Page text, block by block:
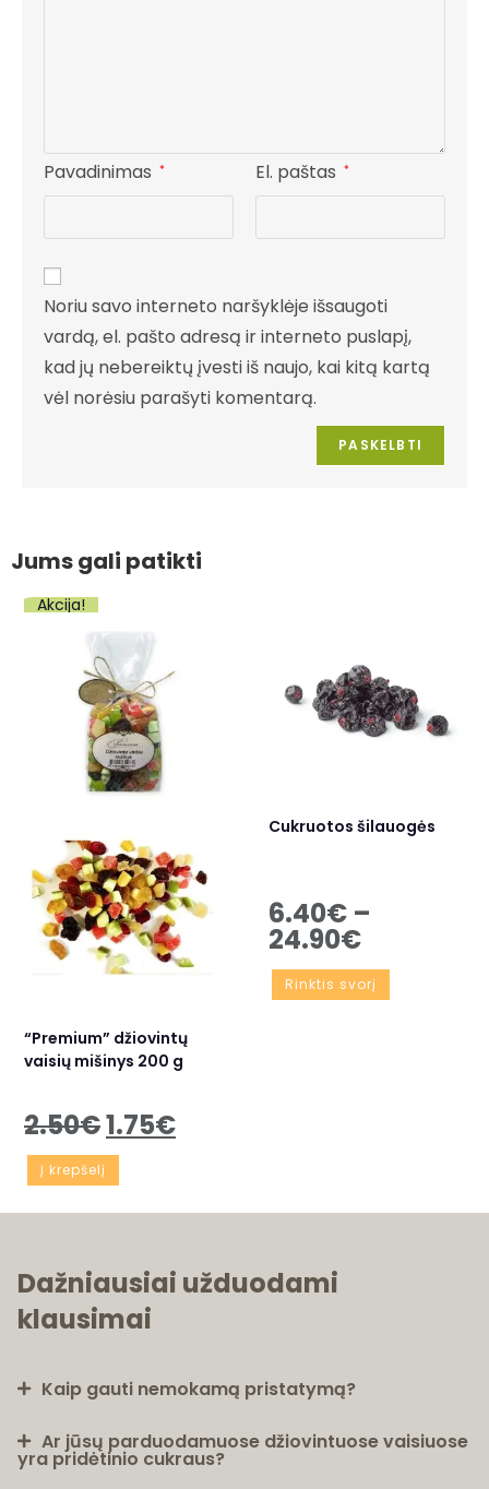
Jums gali patikti
Akcija!
“Premium” džiovintų
vaisių mišinys 200 g
2.50€1.75€
Į krepšelį
Cukruotos šilauogės
6.40€ –
24.90€
Rinktis svorį
Pavadinimas * El. paštas *
Noriu savo interneto naršyklėje išsaugoti
vardą, el. pašto adresą ir interneto puslapį,
kad jų nebereiktų įvesti iš naujo, kai kitą kartą
vėl norėsiu parašyti komentarą.
Dažniausiai užduodami
klausimai
Kaip gauti nemokamą pristatymą?
Ar jūsų parduodamuose džiovintuose vaisiuose
yra pridėtinio cukraus?